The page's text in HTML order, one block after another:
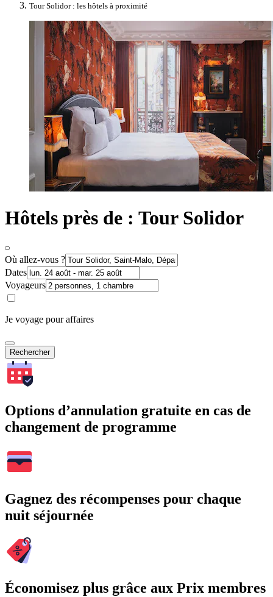
Tour Solidor : les hôtels à proximité
Hôtels près de : Tour Solidor
Où allez-vous ?
Dates
Voyageurs
Je voyage pour affaires
Rechercher
Options d’annulation gratuite en cas de
changement de programme
Gagnez des récompenses pour chaque
nuit séjournée
Économisez plus grâce aux Prix membres